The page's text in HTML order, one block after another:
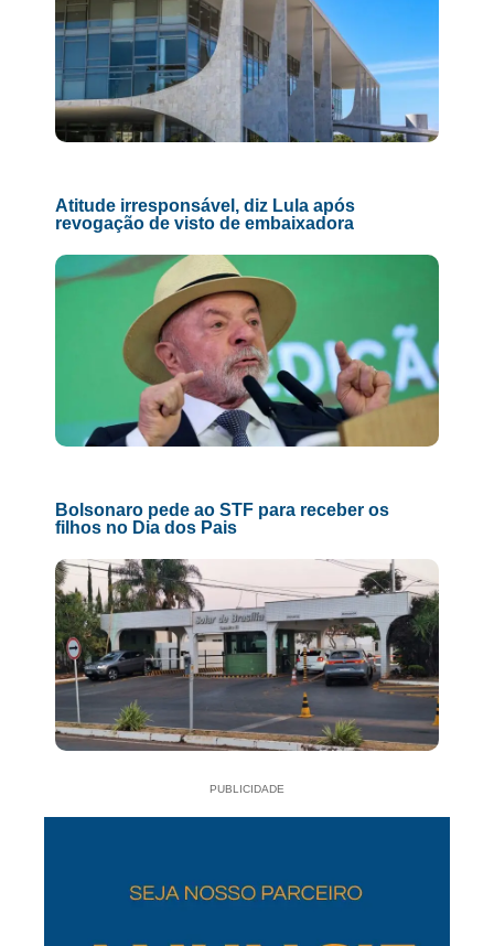
Atitude irresponsável, diz Lula após
revogação de visto de embaixadora
Bolsonaro pede ao STF para receber os
filhos no Dia dos Pais
PUBLICIDADE